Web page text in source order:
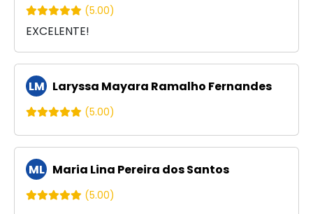
(5.00)
EXCELENTE!
LM Laryssa Mayara Ramalho Fernandes
(5.00)
ML Maria Lina Pereira dos Santos
(5.00)